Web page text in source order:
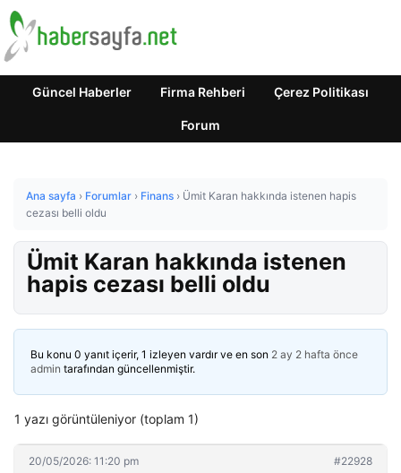
Güncel Haberler Firma Rehberi Çerez Politikası
Forum
Ana sayfa › Forumlar › Finans › Ümit Karan hakkında istenen hapis
cezası belli oldu
Ümit Karan hakkında istenen
hapis cezası belli oldu
Bu konu 0 yanıt içerir, 1 izleyen vardır ve en son 2 ay 2 hafta önce
admin tarafından güncellenmiştir.
1 yazı görüntüleniyor (toplam 1)
20/05/2026: 11:20 pm #22928